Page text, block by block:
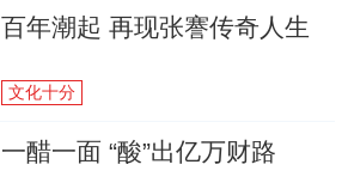
百年潮起 再现张謇传奇人生
文化十分
一醋一面 “酸”出亿万财路